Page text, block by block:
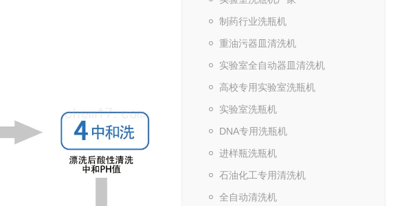
制药行业洗瓶机
重油污器皿清洗机
实验室全自动器皿清洗机
高校专用实验室洗瓶机
实验室洗瓶机
DNA专用洗瓶机
进样瓶洗瓶机
石油化工专用清洗机
全自动清洗机